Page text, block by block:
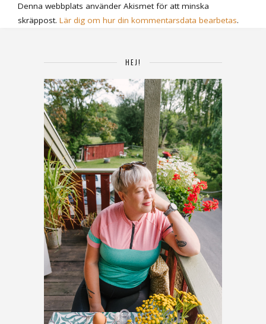
Denna webbplats använder Akismet för att minska
skräppost. Lär dig om hur din kommentarsdata bearbetas.
HEJ!